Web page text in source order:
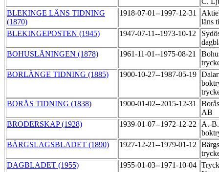
BLEKINGE LÄNS TIDNING
(1870)
1918-07-01--1997-12-31
läns
BLEKINGEPOSTEN (1945)
1947-07-11--1973-10-12
BOHUSLÄNINGEN (1878)
1961-11-01--1975-08-21
BORLÄNGE TIDNING (1885)
1900-10-27--1987-05-19
BORÅS TIDNING (1838)
1900-01-02--2015-12-31
AB
BRODERSKAP (1928)
1939-01-07--1972-12-22
A.-
BÄRGSLAGSBLADET (1890)
1927-12-21--1979-01-12
DAGBLADET (1955)
1955-01-03--1971-10-04